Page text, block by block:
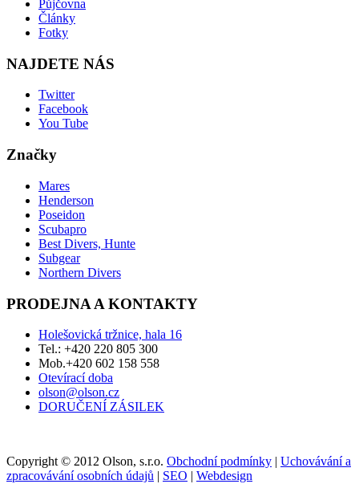
Půjčovna
Články
Fotky
NAJDETE NÁS
Twitter
Facebook
You Tube
Značky
Mares
Henderson
Poseidon
Scubapro
Best Divers, Hunte
Subgear
Northern Divers
PRODEJNA A KONTAKTY
Holešovická tržnice, hala 16
Tel.: +420 220 805 300
Mob.+420 602 158 558
Otevírací doba
olson@olson.cz
DORUČENÍ ZÁSILEK
Copyright © 2012 Olson, s.r.o. Obchodní podmínky | Uchovávání a
zpracovávání osobních údajů | SEO | Webdesign